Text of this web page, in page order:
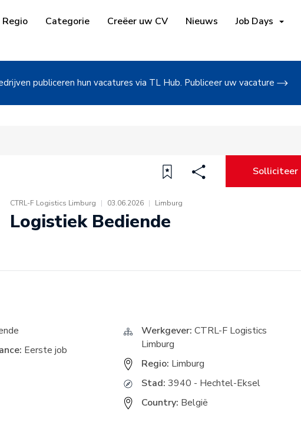
Regio Categorie Creëer uw CV Nieuws Job Days
publiceren hun vacatures via TL Hub. Publiceer uw vacature
Solliciteer
CTRL-F Logistics Limburg | 03.06.2026 | Limburg
Logistiek Bediende
Eerste job
Werkgever: CTRL-F Logistics
Limburg
Regio: Limburg
Stad: 3940 - Hechtel-Eksel
Country: België